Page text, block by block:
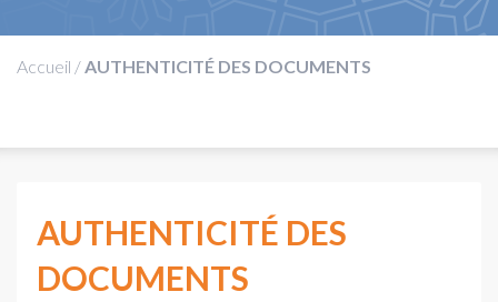
Accueil /AUTHENTICITÉ DES DOCUMENTS
AUTHENTICITÉ DES
DOCUMENTS